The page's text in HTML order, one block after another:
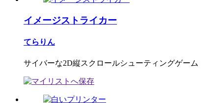
イメージストライカー
てらりん
サイバーな2D縦スクロールシューティングゲーム